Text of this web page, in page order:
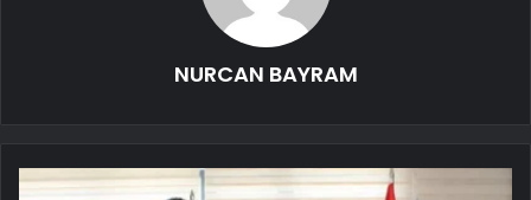
NURCAN BAYRAM